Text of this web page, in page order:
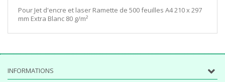
Pour Jet d'encre et laser Ramette de 500 feuilles A4 210 x 297
mm Extra Blanc 80 g/m²
INFORMATIONS